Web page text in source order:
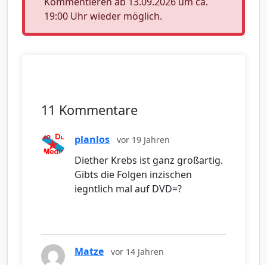
19:00 Uhr wieder möglich.
11 Kommentare
planlos vor 19 Jahren
Diether Krebs ist ganz großartig.
Gibts die Folgen inzischen
iegntlich mal auf DVD=?
Matze vor 14 Jahren